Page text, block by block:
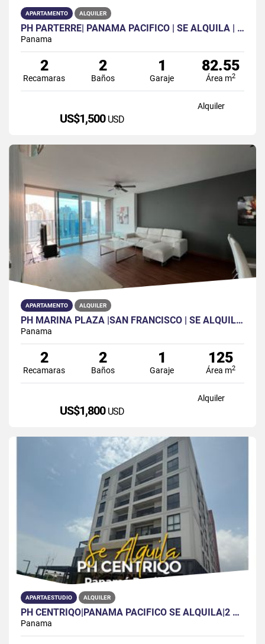
APARTAMENTO ALQUILER
PH PARTERRE| PANAMA PACIFICO | SE ALQUILA | AMOBLADO| 2R | 2B| 1P
Panama
2
Recamaras
2
Baños
1
Garaje
82.55
Área m2
Alquiler
US$1,500 USD
APARTAMENTO ALQUILER
PH MARINA PLAZA |SAN FRANCISCO | SE ALQUILA | 2 REC | 2 BAÑOS |1PAR
Panama
2
Recamaras
2
Baños
1
Garaje
125
Área m2
Alquiler
US$1,800 USD
APARTAESTUDIO ALQUILER
PH CENTRIQO|PANAMA PACIFICO SE ALQUILA|2 REC|2 BAÑOS|SIN BALCON
Panama